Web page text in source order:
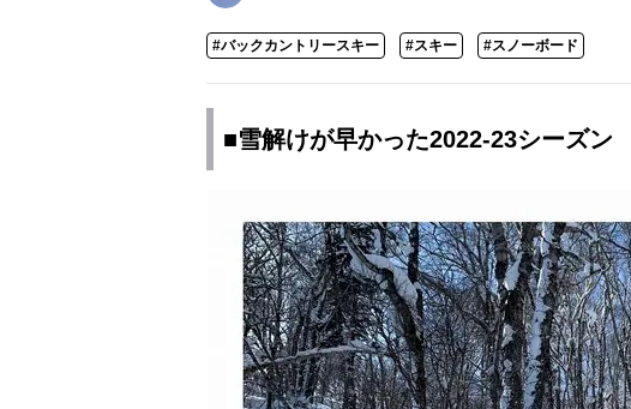
#バックカントリースキー #スキー #スノーボード
■雪解けが早かった2022-23シーズン